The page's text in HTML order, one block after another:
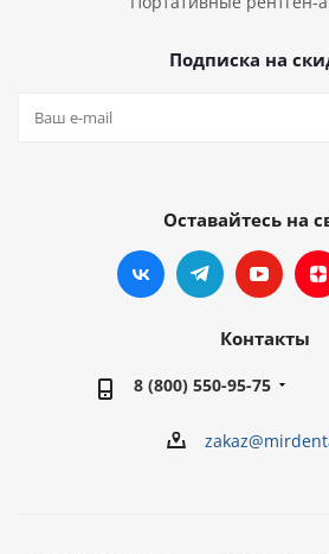
Подписка на
Оставайтесь на
Контакты
8 (800) 550-95-75